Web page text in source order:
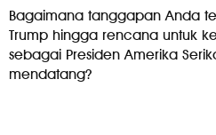
Bagaimana tanggapan Anda
Trump hingga rencana untuk
sebagai Presiden Amerika
mendatang?